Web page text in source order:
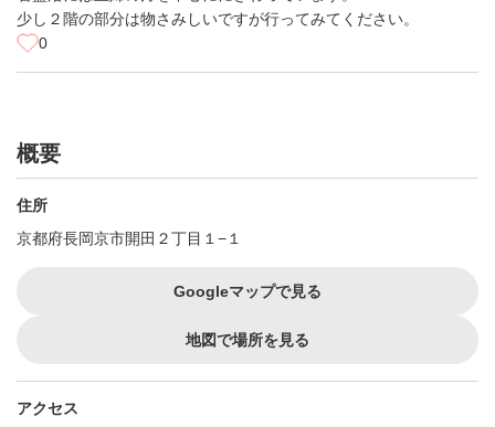
少し２階の部分は物さみしいですが行ってみてください。
0
概要
住所
京都府長岡京市開田２丁目１−１
Googleマップで見る
地図で場所を見る
アクセス